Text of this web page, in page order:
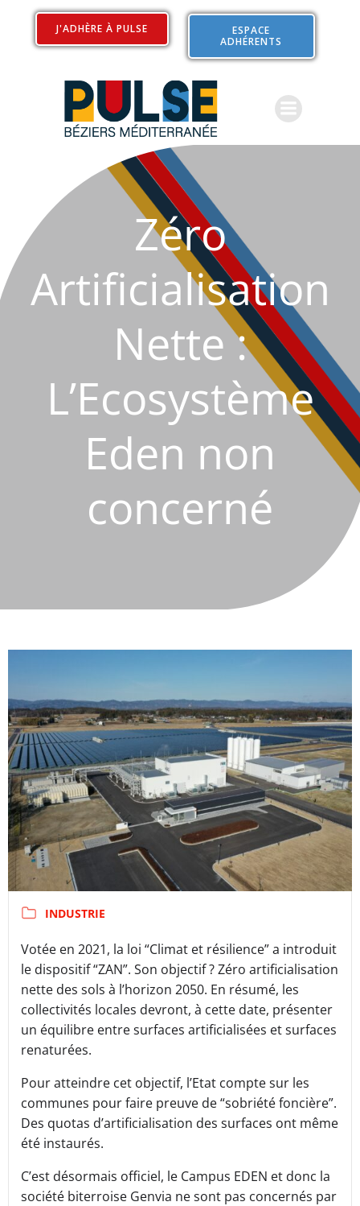
Aller
contenu
J'ADHÈRE À PULSE
ESPACE
ADHÉRENTS
Zéro
Artificialisation
Nette :
L’Ecosystème
Eden non
concerné
INDUSTRIE
Votée en 2021, la loi “Climat et résilience” a introduit
le dispositif “ZAN”. Son objectif ? Zéro artificialisation
nette des sols à l’horizon 2050. En résumé, les
collectivités locales devront, à cette date, présenter
un équilibre entre surfaces artificialisées et surfaces
renaturées.
Pour atteindre cet objectif, l’Etat compte sur les
communes pour faire preuve de “sobriété foncière”.
Des quotas d’artificialisation des surfaces ont même
été instaurés.
C’est désormais officiel, le Campus EDEN et donc la
société biterroise Genvia ne sont pas concernés par